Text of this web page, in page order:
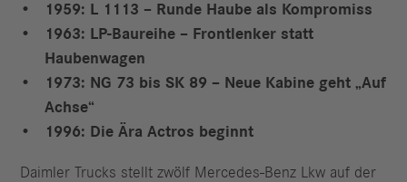
1959: L 1113 – Runde Haube als Kompromiss
1963: LP-Baureihe – Frontlenker statt
Haubenwagen
1973: NG 73 bis SK 89 – Neue Kabine geht „Auf
Achse“
1996: Die Ära Actros beginnt
Daimler Trucks stellt zwölf Mercedes-Benz Lkw auf der